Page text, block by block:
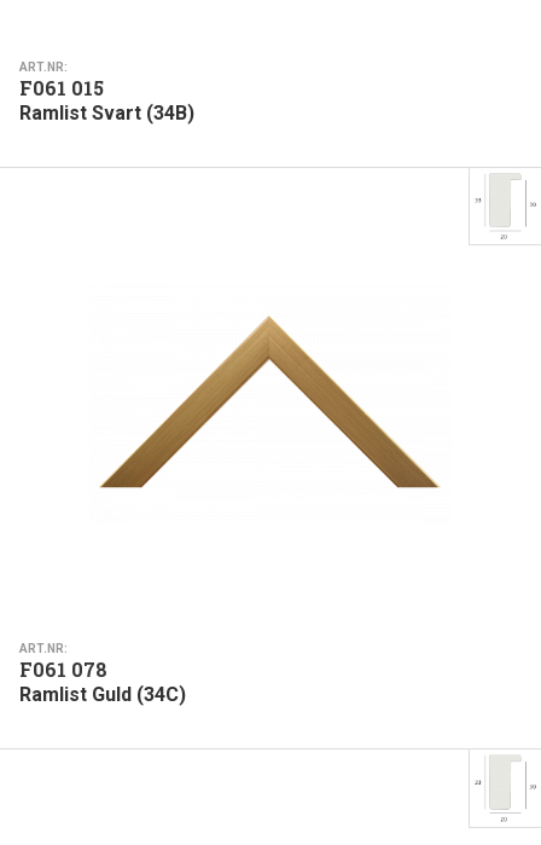
ART.NR:
F061 015
Ramlist Svart (34B)
ART.NR:
F061 078
Ramlist Guld (34C)